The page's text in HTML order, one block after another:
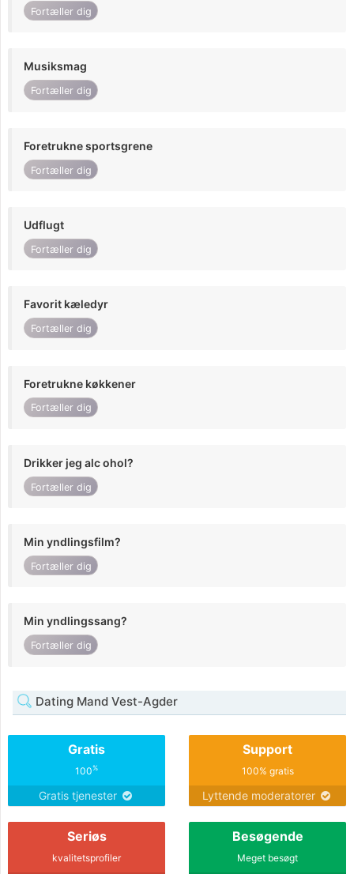
Fortæller dig
Musiksmag
Fortæller dig
Foretrukne sportsgrene
Fortæller dig
Udflugt
Fortæller dig
Favorit kæledyr
Fortæller dig
Foretrukne køkkener
Fortæller dig
Drikker jeg alc ohol?
Fortæller dig
Min yndlingsfilm?
Fortæller dig
Min yndlingssang?
Fortæller dig
Dating Mand Vest-Agder
Gratis
100%
Gratis tjenester
Support
100% gratis
Lyttende moderatorer
Seriøs
kvalitetsprofiler
Besøgende
Meget besøgt